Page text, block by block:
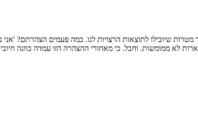
מטרות שיובילו לתוצאות הרצויות לנו. כמה פעמים הצהרתם?
לא ממומשות. וחבל. כי מאחורי ההצהרה הזו עמדה כוונה